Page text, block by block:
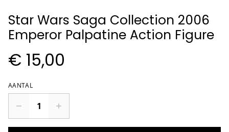
Star Wars Saga Collection 2006
Emperor Palpatine Action Figure
€ 15,00
AANTAL